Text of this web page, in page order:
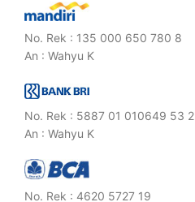
No. Rek : 135 000 650 780 8
An : Wahyu K
No. Rek : 5887 01 010649 53 2
An : Wahyu K
No. Rek : 4620 5727 19